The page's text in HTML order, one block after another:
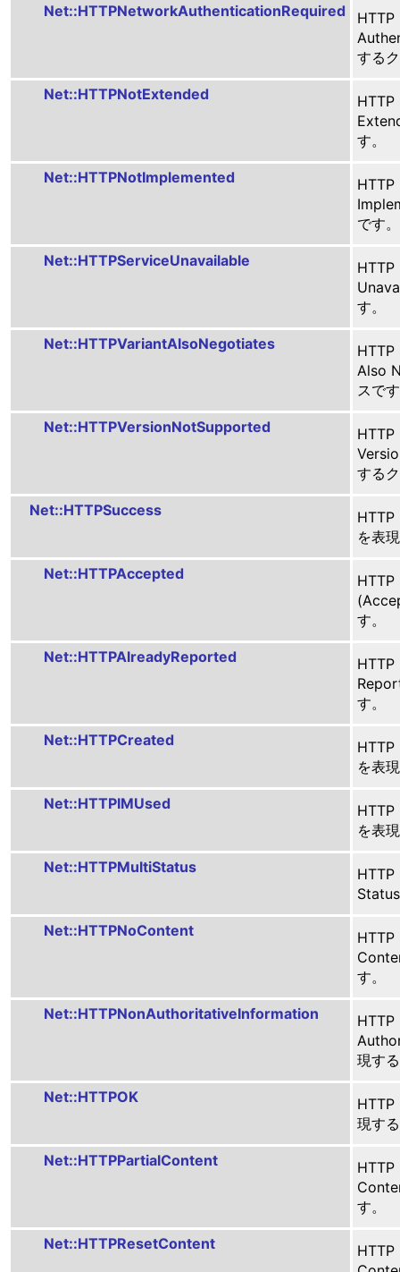
Net::HTTPNetworkAuthenticationRequired
HTTP
する
Net::HTTPNotExtended
HTTP
す。
Net::HTTPNotImplemented
HTTP
です。
Net::HTTPServiceUnavailable
す。
Net::HTTPVariantAlsoNegotiates
Also
スで
Net::HTTPVersionNotSupported
HTTP
する
Net::HTTPSuccess
を表
Net::HTTPAccepted
HTTP
す。
Net::HTTPAlreadyReported
す。
Net::HTTPCreated
を表
Net::HTTPIMUsed
を表
Net::HTTPMultiStatus
Net::HTTPNoContent
す。
Net::HTTPNonAuthoritativeInformation
現す
Net::HTTPOK
HTTP
現す
Net::HTTPPartialContent
す。
Net::HTTPResetContent
HTTP